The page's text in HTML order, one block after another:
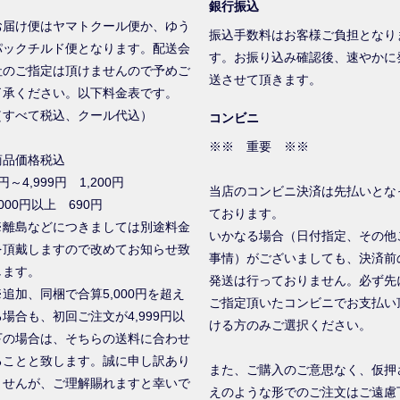
届け便はヤマトクール便か、ゆう
ックチルド便となります。配送会
のご指定は頂けませんので予めご
ください。以下料金表です。
べて税込、クール代込）
品価格税込
～4,999円 1,200円
円以上 690円
島などにつきましては別途料金
頂戴しますので改めてお知らせ致
す。
加、同梱で合算5,000円を超え
場合も、初回ご注文が4,999円以
の場合は、そちらの送料に合わせ
ことと致します。誠に申し訳あり
せんが、ご理解賜れますと幸いで
銀行振込
振込手数料はお客様ご負担となり
す。お振り込み確認後、速やかに
送させて頂きます。
コンビニ
※※ 重要 ※※
当店のコンビニ決済は先払いとな
ております。
いかなる場合（日付指定、その他
事情）がございましても、決済前
発送は行っておりません。必ず先
ご指定頂いたコンビニでお支払い
ける方のみご選択ください。
また、ご購入のご意思なく、仮押
えのような形でのご注文はご遠慮